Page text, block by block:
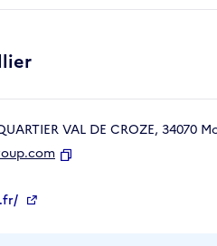
VAL DE CROZE, 34070